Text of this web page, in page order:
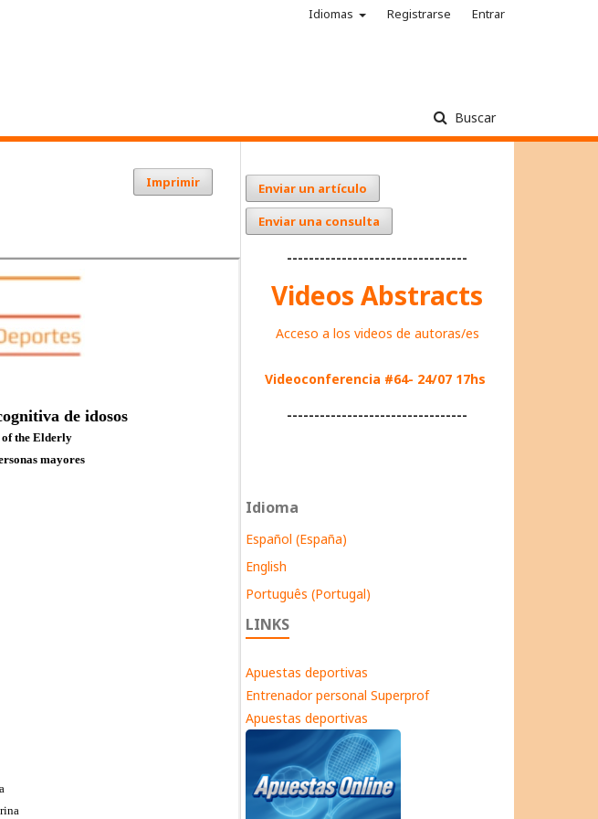
Buscar
Idiomas Registrarse Entrar
Imprimir
Enviar un artículo
Enviar una consulta
---------------------------------
Videos Abstracts
Acceso a los videos de autoras/es
Videoconferencia #64- 24/07 17hs
---------------------------------
Idioma
Español (España)
English
Português (Portugal)
LINKS
Apuestas deportivas
Entrenador personal Superprof
Apuestas deportivas